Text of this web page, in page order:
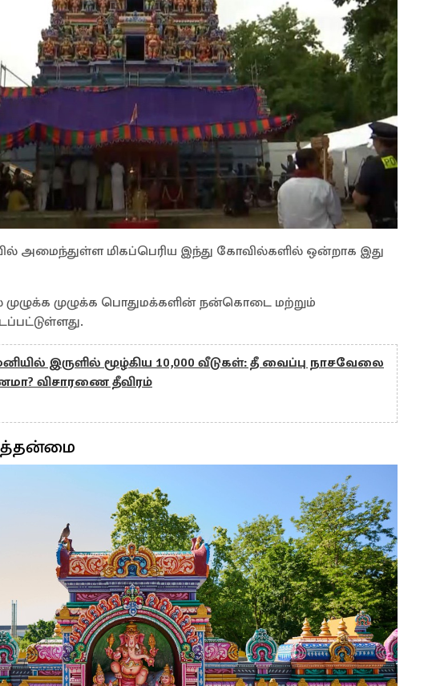
அமைந்துள்ள மிகப்பெரிய இந்து கோவில்களில் ஒன்றாக இது
முழுக்க பொதுமக்களின் நன்கொடை மற்றும்
இருளில் மூழ்கிய 10,000 வீடுகள்: தீ வைப்பு நாசவேலை
விசாரணை தீவிரம்